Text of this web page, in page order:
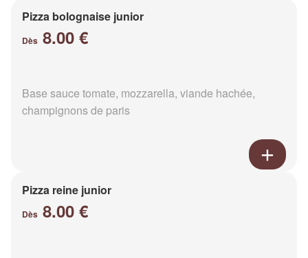
Pizza bolognaise junior
Dès 8.00 €
Base sauce tomate, mozzarella, viande hachée,
champignons de paris
Pizza reine junior
Dès 8.00 €